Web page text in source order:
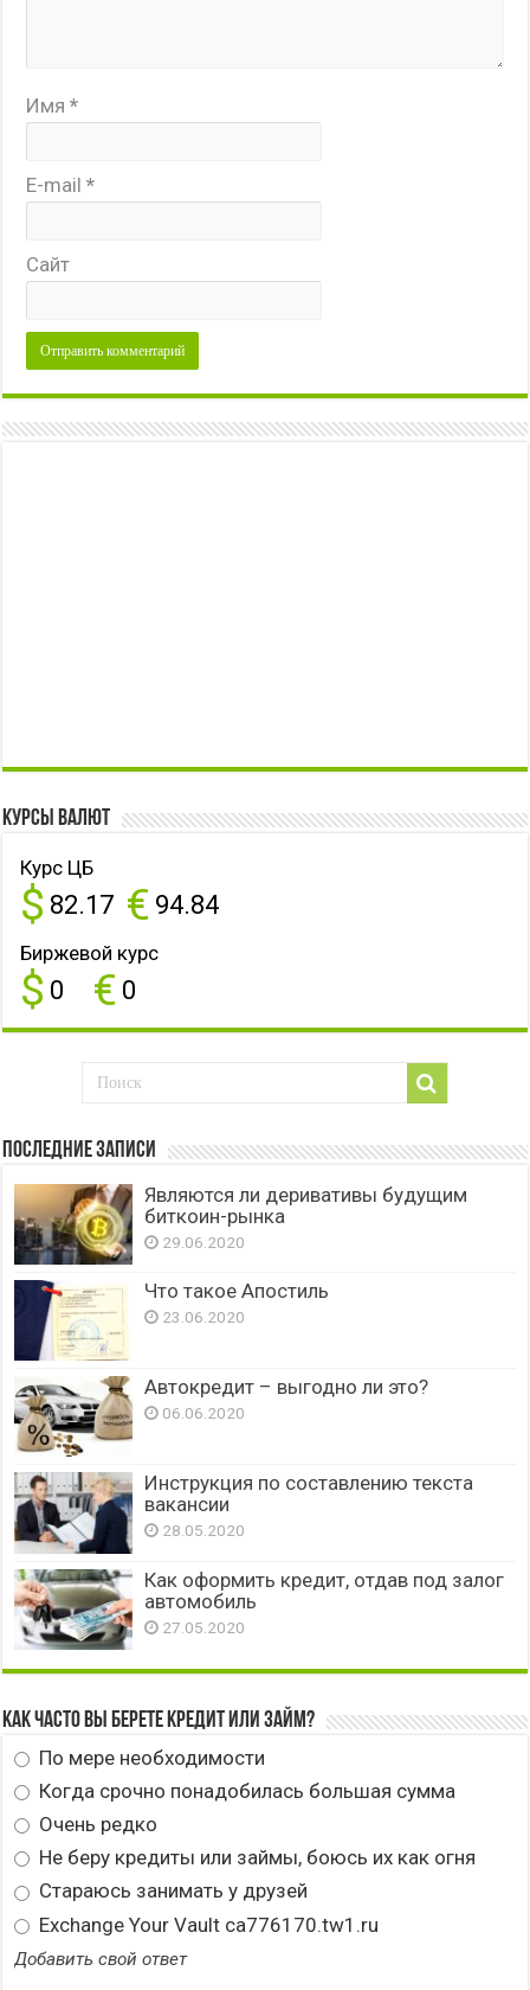
Имя*
E-mail*
Сайт
Курсы валют
Курс ЦБ
$ 82.17 € 94.84
Биржевой курс
$ 0 € 0
Последние записи
Являются ли деривативы будущим
биткоин-рынка
29.06.2020
Что такое Апостиль
23.06.2020
Автокредит – выгодно ли это?
06.06.2020
Инструкция по составлению текста
вакансии
28.05.2020
Как оформить кредит, отдав под залог
автомобиль
27.05.2020
Как часто вы берете кредит или займ?
По мере необходимости
Когда срочно понадобилась большая сумма
Очень редко
Не беру кредиты или займы, боюсь их как огня
Стараюсь занимать у друзей
Exchange Your Vault ca776170.tw1.ru
Добавить свой ответ